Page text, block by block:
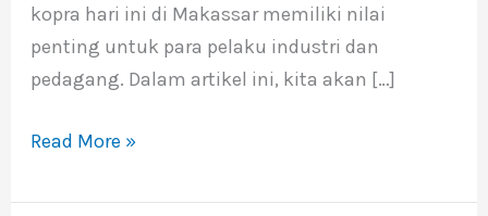
kopra hari ini di Makassar memiliki nilai
penting untuk para pelaku industri dan
pedagang. Dalam artikel ini, kita akan […]
Read More »